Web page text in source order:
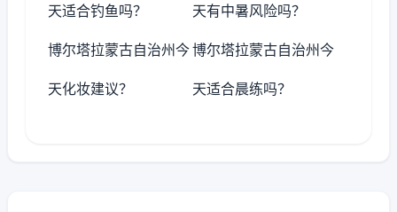
天适合钓鱼吗？ 天有中暑风险吗？
博尔塔拉蒙古自治州今
天化妆建议？
博尔塔拉蒙古自治州今
天适合晨练吗？